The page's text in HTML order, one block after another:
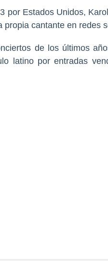
por Estados Unidos,
cantante en redes
de los últimos
latino por entradas